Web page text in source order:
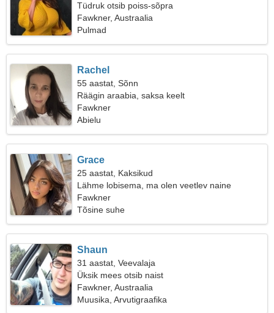
Tüdruk otsib poiss-sõpra
Fawkner, Austraalia
Pulmad
Rachel
55 aastat, Sõnn
Räägin araabia, saksa keelt
Fawkner
Abielu
Grace
25 aastat, Kaksikud
Lähme lobisema, ma olen veetlev naine
Fawkner
Tõsine suhe
Shaun
31 aastat, Veevalaja
Üksik mees otsib naist
Fawkner, Austraalia
Muusika, Arvutigraafika